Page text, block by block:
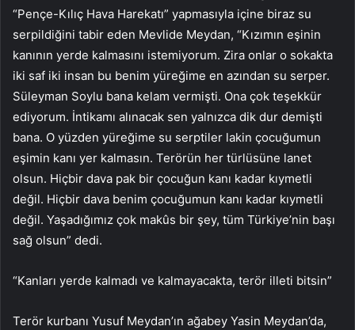
“Pençe-Kılıç Hava Harekatı” yapmasıyla içine biraz su
serpildiğini tabir eden Mevlide Meydan, “Kızımın eşinin
kanının yerde kalmasını istemiyorum. Zira onlar o sokakta
iki saf iki insan bu benim yüreğime en azından su serper.
Süleyman Soylu bana kelam vermişti. Ona çok teşekkür
ediyorum. İntikamı alınacak sen yalnızca dik dur demişti
bana. O yüzden yüreğime su serptiler lakin çocuğumun
eşimin kanı yer kalmasın. Terörün her türlüsüne lanet
olsun. Hiçbir dava pak bir çocuğun kanı kadar kıymetli
değil. Hiçbir dava benim çocuğumun kanı kadar kıymetli
değil. Yaşadığımız çok makûs bir şey, tüm Türkiye’nin başı
sağ olsun” dedi.
“Kanları yerde kalmadı ve kalmayacakta, terör illeti bitsin”
Terör kurbanı Yusuf Meydan’ın ağabey Yasin Meydan’da,